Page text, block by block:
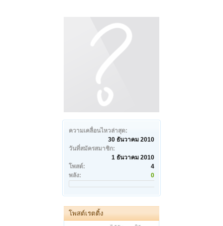
ความเคลื่อนไหวล่าสุด:
30 ธันวาคม 2010
วันที่สมัครสมาชิก:
1 ธันวาคม 2010
โพสต์:
4
พลัง:
0
โพสต์เรตติ้ง